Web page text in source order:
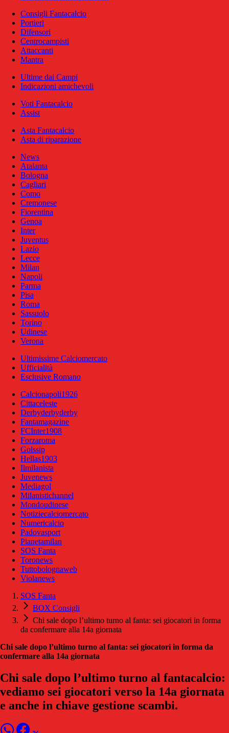
Consigli Fantacalcio
Portieri
Difensori
Centrocampisti
Attaccanti
Mantra
Ultime dai Campi
Indicazioni amichevoli
Voti Fantacalcio
Assist
Asta Fantacalcio
Asta di riparazione
News
Atalanta
Bologna
Cagliari
Como
Cremonese
Fiorentina
Genoa
Inter
Juventus
Lazio
Lecce
Milan
Napoli
Parma
Pisa
Roma
Sassuolo
Torino
Udinese
Verona
Ultimissime Calciomercato
Ufficialità
Esclusive Romano
Calcionapoli1926
Cittaceleste
Derbyderbyderby
Fantamagazine
FCInter1908
Forzaroma
Golssip
Hellas1903
Ilmilanista
Juvenews
Mediagol
Milanistichannel
Mondoudinese
Notiziecalciomercato
Numericalcio
Padovasport
Pianetamilan
SOS Fanta
Toronews
Tuttobolognaweb
Violanews
SOS Fanta
BOX Consigli
Chi sale dopo l’ultimo turno al fanta: sei giocatori in forma
da confermare alla 14a giornata
Chi sale dopo l’ultimo turno al fanta: sei giocatori in forma da
confermare alla 14a giornata
Chi sale dopo l’ultimo turno al fantacalcio:
vediamo sei giocatori verso la 14a giornata
e anche in chiave gestione scambi.